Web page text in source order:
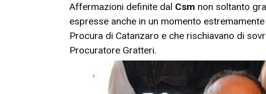
Affermazioni definite dal Csm non soltanto
espresse anche in un momento
Procura di Catanzaro e che rischiavano di
Procuratore Gratteri.